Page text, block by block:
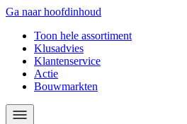
Ga naar hoofdinhoud
Toon hele assortiment
Klusadvies
Klantenservice
Actie
Bouwmarkten